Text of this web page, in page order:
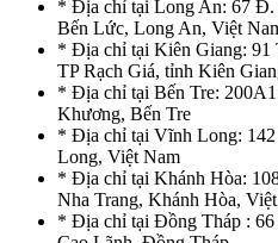
* Địa chỉ tại Long An: 67 Đ.
Bến Lức, Long An, Việt
* Địa chỉ tại Kiên Giang: 91
TP Rạch Giá, tỉnh Kiên
* Địa chỉ tại Bến Tre:
Khương, Bến Tre
* Địa chỉ tại Vĩnh Long:
Long, Việt Nam
* Địa chỉ tại Khánh Hòa:
Nha Trang, Khánh Hòa,
* Địa chỉ tại Đồng Tháp : 66